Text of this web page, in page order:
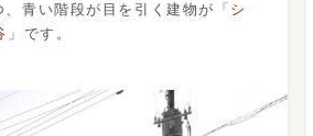
青い階段が目を引く建物が「 シ
」です。